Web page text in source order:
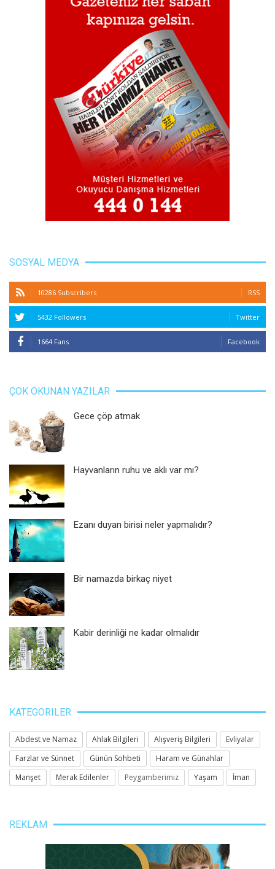
SOSYAL MEDYA
10286 Subscribers RSS
5432 Followers Twitter
1664 Fans Facebook
ÇOK OKUNAN YAZILAR
Gece çöp atmak
Hayvanların ruhu ve aklı var mı?
Ezanı duyan birisi neler yapmalıdır?
Bir namazda birkaç niyet
Kabir derinliği ne kadar olmalıdır
KATEGORILER
Abdest ve Namaz Ahlak Bilgileri Alışveriş Bilgileri
Evliyalar
Farzlar ve Sünnet
Günün Sohbeti
Haram ve Günahlar
Manşet
Merak Edilenler Peygamberimiz Yaşam İman
REKLAM